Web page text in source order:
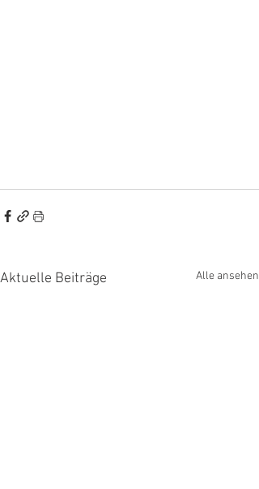
Aktuelle Beiträge Alle ansehen